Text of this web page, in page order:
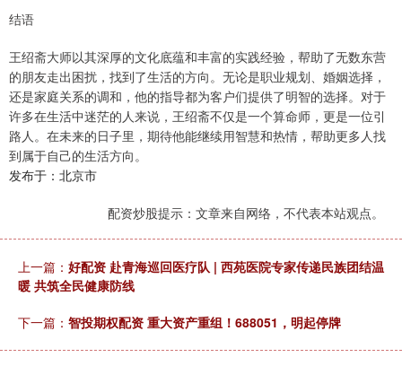
结语
王绍斋大师以其深厚的文化底蕴和丰富的实践经验，帮助了无数东营
的朋友走出困扰，找到了生活的方向。无论是职业规划、婚姻选择，
还是家庭关系的调和，他的指导都为客户们提供了明智的选择。对于
许多在生活中迷茫的人来说，王绍斋不仅是一个算命师，更是一位引
路人。在未来的日子里，期待他能继续用智慧和热情，帮助更多人找
到属于自己的生活方向。
发布于：北京市
配资炒股提示：文章来自网络，不代表本站观点。
上一篇： 好配资 赴青海巡回医疗队 | 西苑医院专家传递民族团结温
暖 共筑全民健康防线
下一篇： 智投期权配资 重大资产重组！688051，明起停牌